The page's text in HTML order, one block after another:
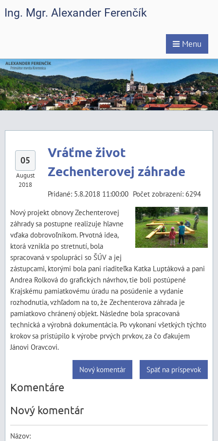
Ing. Mgr. Alexander Ferenčík
Menu
05
August
2018
Vráťme život
Zechenterovej záhrade
Pridané: 5.8.2018 11:00:00 Počet zobrazení: 6294
Nový projekt obnovy Zechenterovej
záhrady sa postupne realizuje hlavne
vďaka dobrovoľníkom. Prvotná idea,
ktorá vznikla po stretnutí, bola
spracovaná v spolupráci so ŠÚV a jej
zástupcami, ktorými bola pani riaditeľka Katka Luptáková a pani
Andrea Rolková do grafických návrhov, tie boli postúpené
Krajskému pamiatkovému úradu na posúdenie a vydanie
rozhodnutia, vzhľadom na to, že Zechenterova záhrada je
pamiatkovo chránený objekt. Následne bola spracovaná
technická a výrobná dokumentácia. Po vykonaní všetkých týchto
krokov sa pristúpilo k výrobe prvých prvkov, za čo ďakujem
Jánovi Oravcovi.
Späť na príspevok
Nový komentár
Komentáre
Nový komentár
Názov: